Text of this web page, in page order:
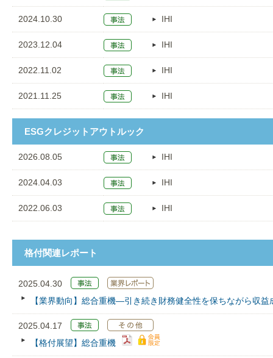
2024.10.30 IHI
2023.12.04 IHI
2022.11.02 IHI
2021.11.25 IHI
ESGクレジットアウトルック
2026.08.05 IHI
2024.04.03 IHI
2022.06.03 IHI
格付関連レポート
2025.04.30
【業界動向】総合重機―引き続き財務健全性を保ちながら収
2025.04.17
【格付展望】総合重機